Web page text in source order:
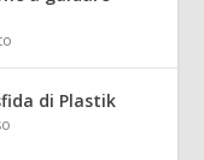
di Plastik